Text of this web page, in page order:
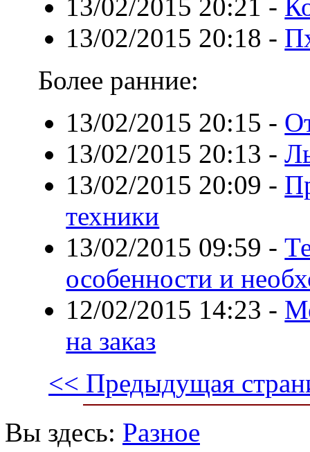
13/02/2015 20:21 -
13/02/2015 20:18 -
Более ранние:
13/02/2015 20:15 -
13/02/2015 20:13 -
13/02/2015 20:09 -
техники
13/02/2015 09:59 -
особенности и
12/02/2015 14:23 -
на заказ
<< Предыдущая
Вы здесь: Разное